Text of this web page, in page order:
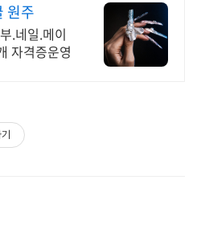
원주
.네일.메이
개 자격증운영